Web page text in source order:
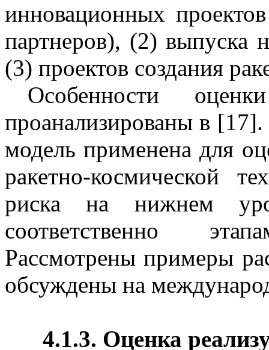
инновационных
партнеров), (2) выпуска
(3) проектов создания
Особенности
проанализированы в
модель применена для
ракетно-космической
риска на нижнем
соответственно
Рассмотрены примеры
обсуждены на
4.1.3. Оценка